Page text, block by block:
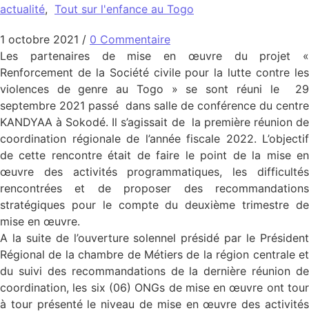
actualité, Tout sur l'enfance au Togo
1 octobre 2021 / 0 Commentaire
Les partenaires de mise en œuvre du projet «
Renforcement de la Société civile pour la lutte contre les
violences de genre au Togo » se sont réuni le 29
septembre 2021 passé dans salle de conférence du centre
KANDYAA à Sokodé. Il s’agissait de la première réunion de
coordination régionale de l’année fiscale 2022. L’objectif
de cette rencontre était de faire le point de la mise en
œuvre des activités programmatiques, les difficultés
rencontrées et de proposer des recommandations
stratégiques pour le compte du deuxième trimestre de
mise en œuvre.
A la suite de l’ouverture solennel présidé par le Président
Régional de la chambre de Métiers de la région centrale et
du suivi des recommandations de la dernière réunion de
coordination, les six (06) ONGs de mise en œuvre ont tour
à tour présenté le niveau de mise en œuvre des activités